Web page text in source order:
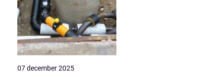
07 december 2025